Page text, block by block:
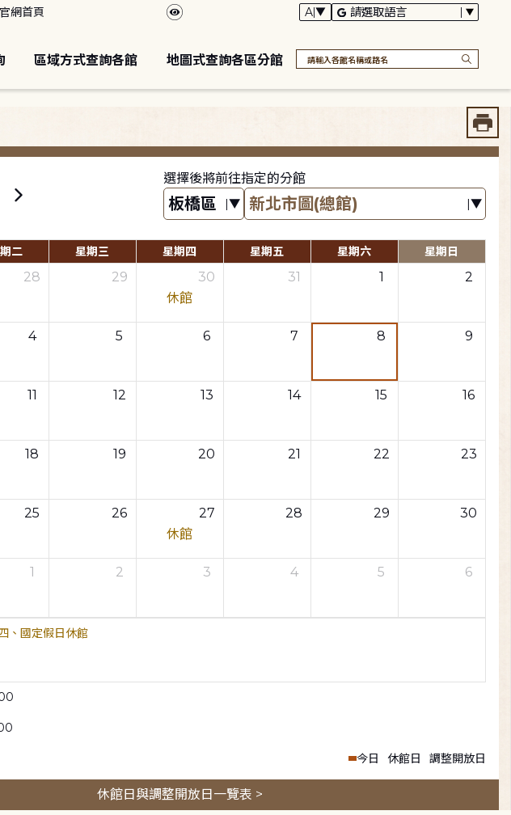
網首頁
區域方式查詢各館 地圖式查詢各區分館
選擇後將前往指定的分館
二 星期三 星期四 星期五 星期六 星期日
28 29
30
休館
31 1 2
4 5 6 7 8 9
11 12 13 14 15 16
18 19 20 21 22 23
25 26
27
休館
28 29 30
1 2 3 4 5 6
、國定假日休館
今日 休館日 調整開放日
休館日與調整開放日一覽表 >